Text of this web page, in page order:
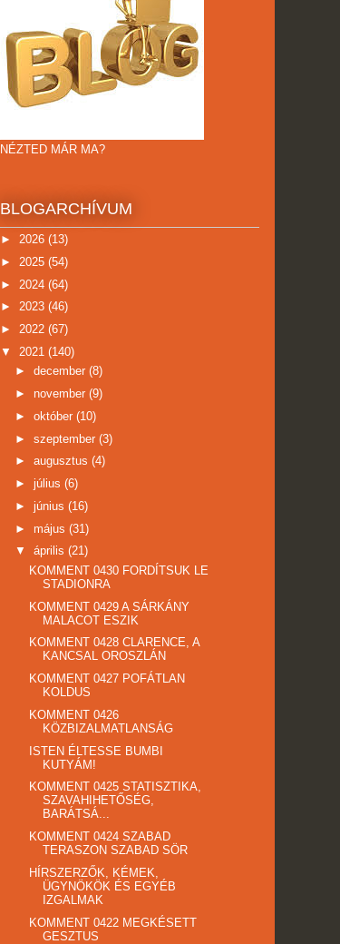
NÉZTED MÁR MA?
BLOGARCHÍVUM
► 2026 (13)
► 2025 (54)
► 2024 (64)
► 2023 (46)
► 2022 (67)
▼ 2021 (140)
► december (8)
► november (9)
► október (10)
► szeptember (3)
► augusztus (4)
► július (6)
► június (16)
► május (31)
▼ április (21)
KOMMENT 0430 FORDÍTSUK LE
STADIONRA
KOMMENT 0429 A SÁRKÁNY
MALACOT ESZIK
KOMMENT 0428 CLARENCE, A
KANCSAL OROSZLÁN
KOMMENT 0427 POFÁTLAN
KOLDUS
KOMMENT 0426
KÖZBIZALMATLANSÁG
ISTEN ÉLTESSE BUMBI
KUTYÁM!
KOMMENT 0425 STATISZTIKA,
SZAVAHIHETŐSÉG,
BARÁTSÁ...
KOMMENT 0424 SZABAD
TERASZON SZABAD SÖR
HÍRSZERZŐK, KÉMEK,
ÜGYNÖKÖK ÉS EGYÉB
IZGALMAK
KOMMENT 0422 MEGKÉSETT
GESZTUS